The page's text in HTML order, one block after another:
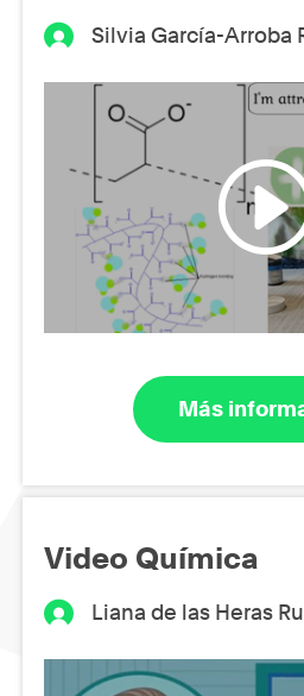
Silvia García-Arroba
Más
Video Química
Liana de las Heras